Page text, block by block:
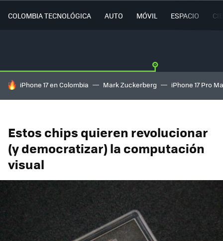
COLOMBIA TECNOLÓGICA AUTO MÓVIL ESPACIO
HOY SE HABLA DE
iPhone 17 en Colombia Mark Zuckerberg iPhone 17 Pro
Estos chips quieren revolucionar
(y democratizar) la computación
visual